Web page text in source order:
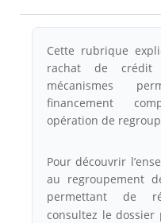
Cette rubrique
rachat de
mécanismes
financement
opération de
Pour découvrir
au regroupement
permettant de
consultez le dossier